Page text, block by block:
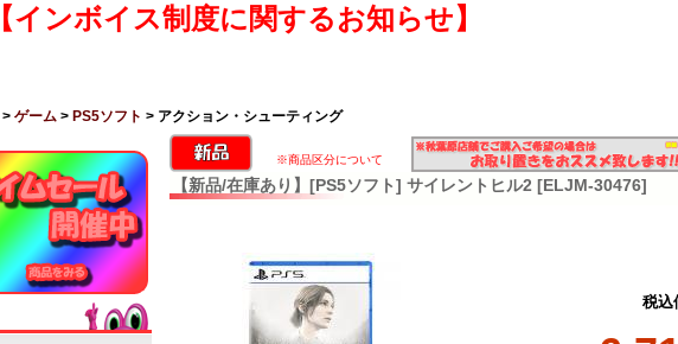
【インボイス制度に関するお知らせ】
> ゲーム > PS5ソフト > アクション・シューティング
※商品区分について
【新品/在庫あり】[PS5ソフト] サイレントヒル2 [ELJM-30476]
税込